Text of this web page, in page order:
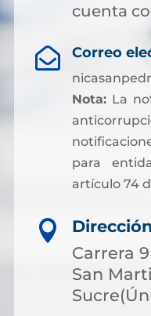
cuenta
 Correo
Nota:La
para
artículo 74

Carrera
San